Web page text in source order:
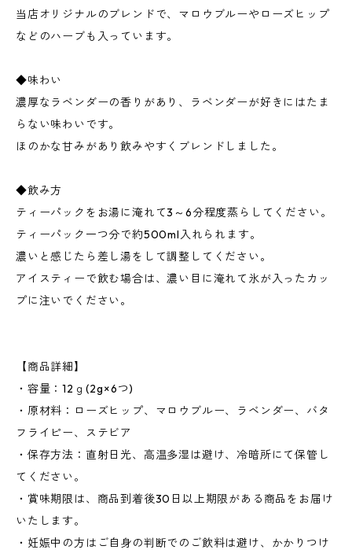
当店オリジナルのブレンドで、マロウブルーやローズヒップ
などのハーブも入っています。
◆味わい
濃厚なラベンダーの香りがあり、ラベンダーが好きにはたま
らない味わいです。
ほのかな甘みがあり飲みやすくブレンドしました。
◆飲み方
ティーパックをお湯に淹れて3～6分程度蒸らしてください。
ティーパック一つ分で約500ml入れられます。
濃いと感じたら差し湯をして調整してください。
アイスティーで飲む場合は、濃い目に淹れて氷が入ったカッ
プに注いでください。
【商品詳細】
・容量：12ｇ(2g×6つ)
・原材料：ローズヒップ、マロウブルー、ラベンダー、バタ
フライピー、ステビア
・保存方法：直射日光、高温多湿は避け、冷暗所にて保管し
てください。
・賞味期限は、商品到着後30日以上期限がある商品をお届け
いたします。
・妊娠中の方はご自身の判断でのご飲料は避け、かかりつけ